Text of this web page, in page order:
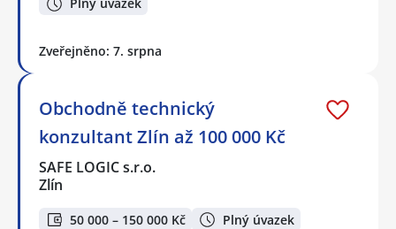
Zveřejněno: 7. srpna
Obchodně technický
konzultant Zlín až 100 000 Kč
SAFE LOGIC s.r.o.
Zlín
50 000 – 150 000 Kč
Plný úvazek